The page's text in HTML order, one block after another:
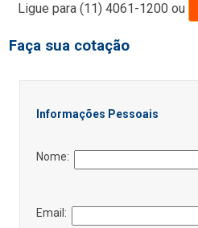
Ligue para(11) 4061-1200 ou
Faça sua cotação
Informações Pessoais
Nome:
Email: